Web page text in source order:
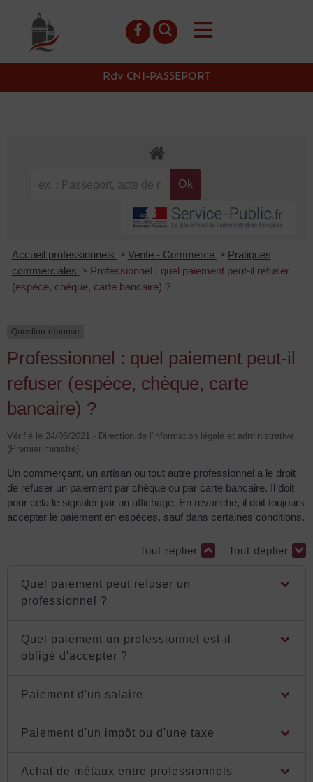
principal
Rdv CNI-PASSEPORT
Accueil professionnels > Vente - Commerce > Pratiques
commerciales
> Professionnel : quel paiement peut-il refuser
(espèce, chèque, carte bancaire) ?
Question-réponse
Professionnel : quel paiement peut-il
refuser (espèce, chèque, carte
bancaire) ?
Vérifié le 24/06/2021 - Direction de l'information légale et administrative
(Premier ministre)
Un commerçant, un artisan ou tout autre professionnel a le droit
de refuser un paiement par chèque ou par carte bancaire. Il doit
pour cela le signaler par un affichage. En revanche, il doit toujours
accepter le paiement en espèces, sauf dans certaines conditions.
Tout replier Tout déplier
Quel paiement peut refuser un
professionnel ?
Quel paiement un professionnel est-il
obligé d'accepter ?
Paiement d'un salaire
Paiement d'un impôt ou d'une taxe
Achat de métaux entre professionnels